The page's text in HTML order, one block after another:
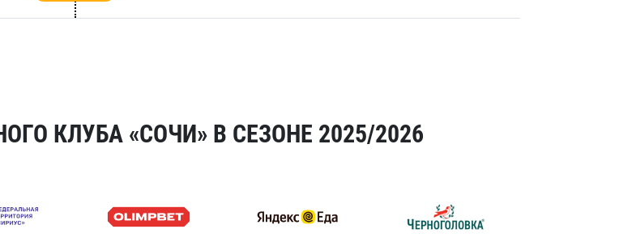
КЛУБА «СОЧИ» В СЕЗОНЕ 2025/2026